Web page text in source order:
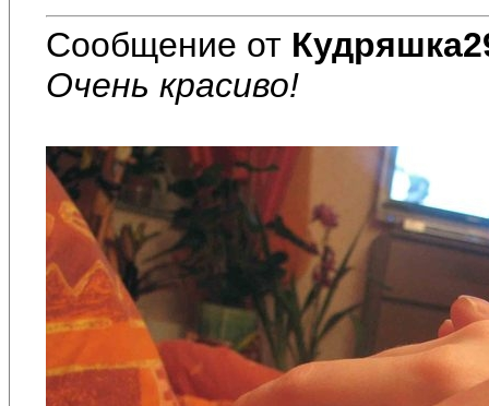
Сообщение от
Очень красиво!